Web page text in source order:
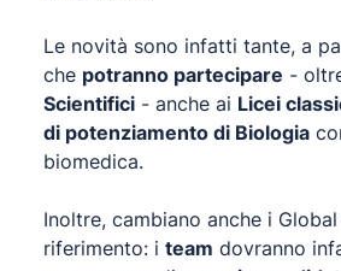
Le novità sono infatti tante, a
che potranno partecipare -
Scientifici - anche ai Licei
di potenziamento di Biologia
biomedica.
Inoltre, cambiano anche i
riferimento: i team dovranno